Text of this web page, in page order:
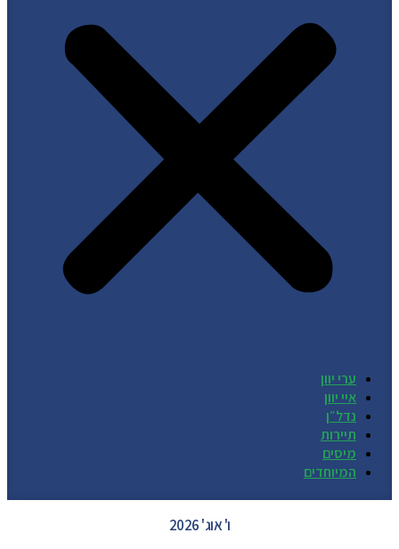
ערי יוון
איי יוון
נדל״ן
תיירות
מיסים
המיוחדים
ו' אוג' 2026